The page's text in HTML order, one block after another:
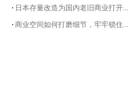
日本存量改造为国内老旧商业打开...
商业空间如何打磨细节，牢牢锁住...